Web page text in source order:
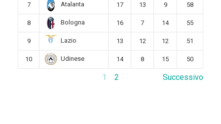
7 Atalanta 17 13 9 58
8 Bologna 16 7 14 55
9 Lazio 13 12 12 51
10 Udinese 14 8 15 50
1 2 Successivo